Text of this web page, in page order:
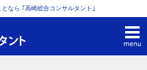
なら ｢高崎総合コンサルタント｣